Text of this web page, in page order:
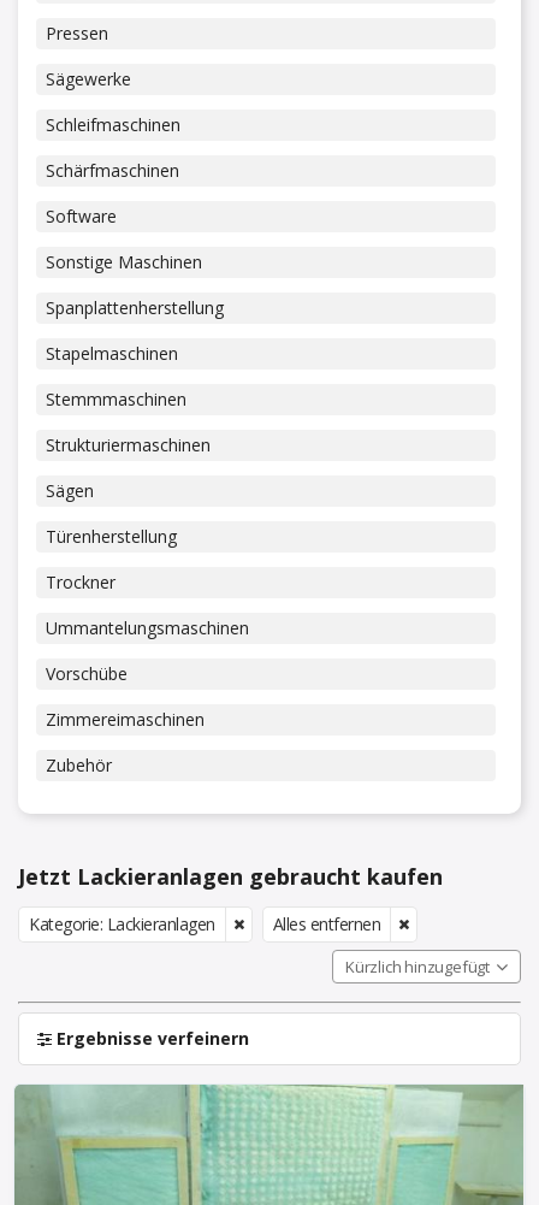
Pressen
Sägewerke
Schleifmaschinen
Schärfmaschinen
Software
Sonstige Maschinen
Spanplattenherstellung
Stapelmaschinen
Stemmmaschinen
Strukturiermaschinen
Sägen
Türenherstellung
Trockner
Ummantelungsmaschinen
Vorschübe
Zimmereimaschinen
Zubehör
Jetzt Lackieranlagen gebraucht kaufen
Kategorie: Lackieranlagen Alles entfernen
Kürzlich hinzugefügt
Ergebnisse verfeinern